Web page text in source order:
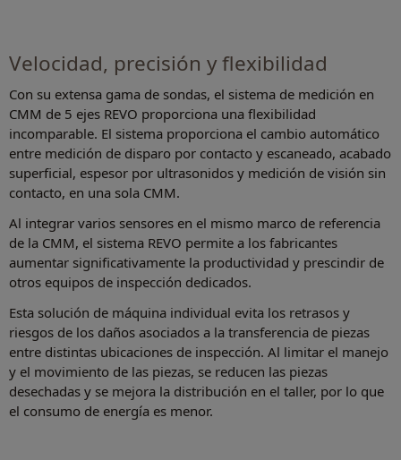
Velocidad, precisión y flexibilidad
Con su extensa gama de sondas, el sistema de medición en
CMM de 5 ejes REVO proporciona una flexibilidad
incomparable. El sistema proporciona el cambio automático
entre medición de disparo por contacto y escaneado, acabado
superficial, espesor por ultrasonidos y medición de visión sin
contacto, en una sola CMM.
Al integrar varios sensores en el mismo marco de referencia
de la CMM, el sistema REVO permite a los fabricantes
aumentar significativamente la productividad y prescindir de
otros equipos de inspección dedicados.
Esta solución de máquina individual evita los retrasos y
riesgos de los daños asociados a la transferencia de piezas
entre distintas ubicaciones de inspección. Al limitar el manejo
y el movimiento de las piezas, se reducen las piezas
desechadas y se mejora la distribución en el taller, por lo que
el consumo de energía es menor.